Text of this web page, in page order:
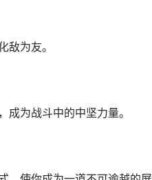
敌为友。
为战斗中的中坚力量。